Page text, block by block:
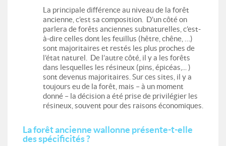
La principale différence au niveau de la forêt
ancienne, c’est sa composition. D’un côté on
parlera de forêts anciennes subnaturelles, c’est-
à-dire celles dont les feuillus (hêtre, chêne, …)
sont majoritaires et restés les plus proches de
l’état naturel. De l’autre côté, il y a les forêts
dans lesquelles les résineux (pins, épicéas,... )
sont devenus majoritaires. Sur ces sites, il y a
toujours eu de la forêt, mais – à un moment
donné – la décision a été prise de privilégier les
résineux, souvent pour des raisons économiques.
La forêt ancienne wallonne présente-t-elle
des spécificités ?